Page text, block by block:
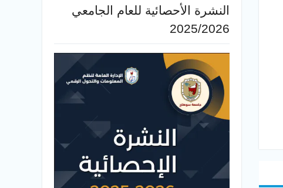
النشرة الأحصائية للعام الجامعي
2025/2026